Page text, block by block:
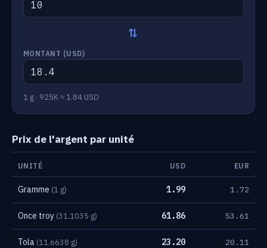
⇄
MONTANT (USD)
1 g · 925K ≈ 1.84 USD
Prix de l'argent par unité
UNITÉ USD EUR
Gramme (1 g) 1.99 1.72
Once troy (31.1035 g) 61.86 53.61
Tola (11.6638 g) 23.20 20.11